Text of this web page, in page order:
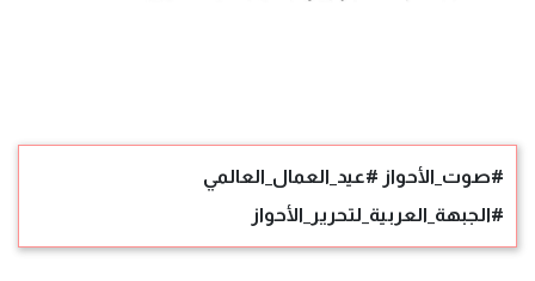
#صوت_الأحواز #عيد_العمال_العالمي
#الجبهة_العربية_لتحرير_الأحواز